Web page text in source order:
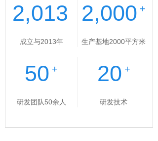
2,013
成立与2013年
2,000 +
生产基地2000平方米
50 +
研发团队50余人
20 +
研发技术